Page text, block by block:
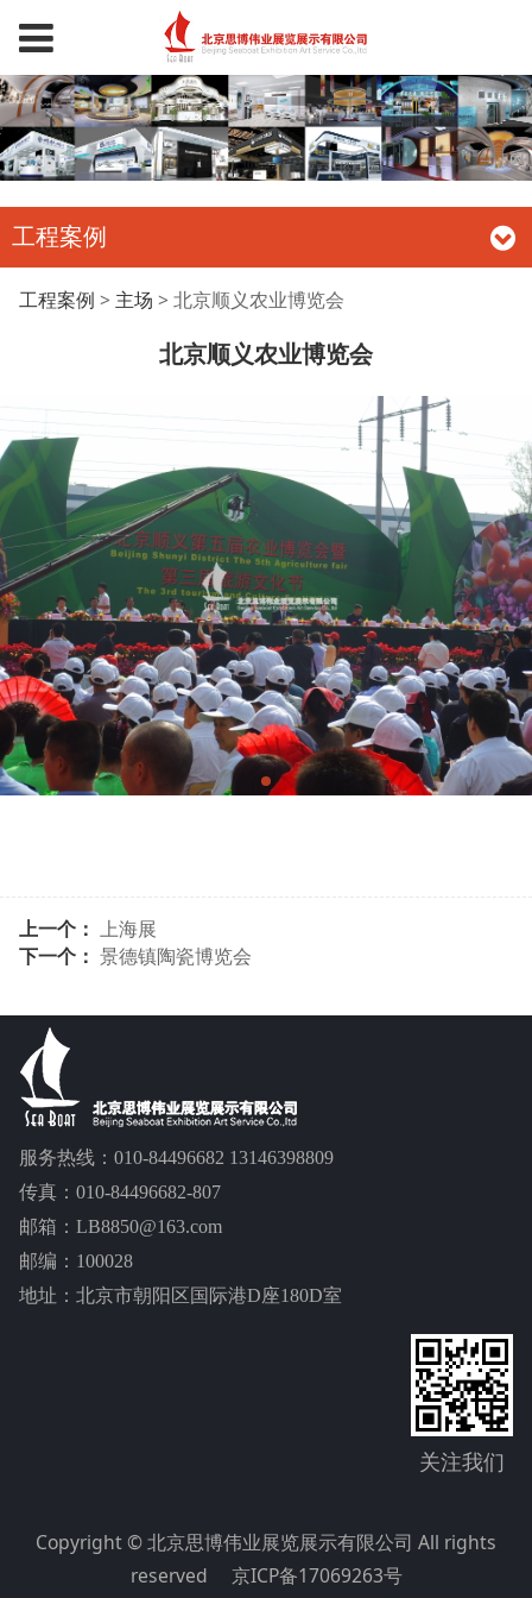
工程案例
北京顺义农业博览会
工程案例 > 主场 > 北京顺义农业博览会
北京顺义农业博览会
上一个： 上海展
下一个： 景德镇陶瓷博览会
服务热线：010-84496682 13146398809
传真：010-84496682-807
邮箱：LB8850@163.com
邮编：100028
地址：北京市朝阳区国际港D座180D室
关注我们
Copyright © 北京思博伟业展览展示有限公司 All rights
reserved 京ICP备17069263号